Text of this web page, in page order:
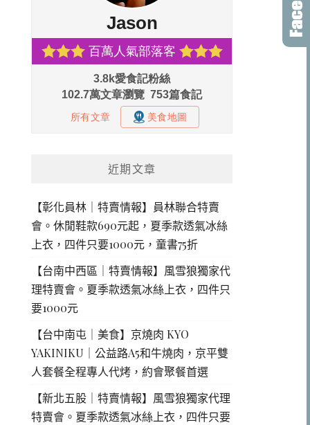
近期文章
【彰化員林｜特賣情報】員林聯合特賣
會。休閒鞋款690元起，夏季款透氣冰絲
上衣，四件只要1000元，童書75折
【台南中西區｜特賣情報】風雪狼獨家代
理特賣會。夏季款透氣冰絲上衣，四件只
要1000元
【台中南屯｜美食】京燒肉 KYO
YAKINIKU｜公益路A5和牛燒肉，京平雙
人套餐全程專人代烤，約會聚餐首選
【新北五股｜特賣情報】風雪狼獨家代理
特賣會。夏季款透氣冰絲上衣，四件只要